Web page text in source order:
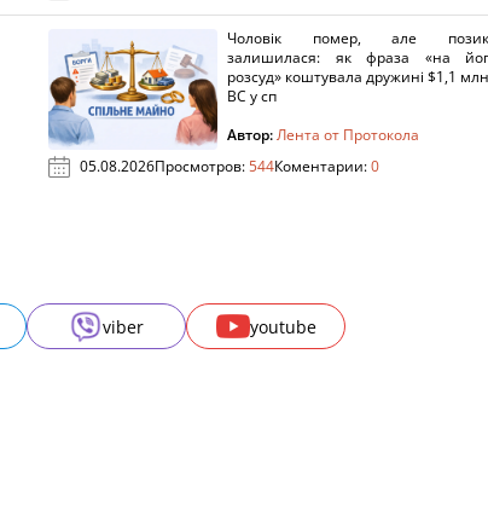
Чоловік помер, але
залишилася: як фраза «на
розсуд» коштувала дружині $1,1
ВС у сп
Автор:Лента от Протокола
05.08.2026Просмотров:544Коментарии:0
viber youtube